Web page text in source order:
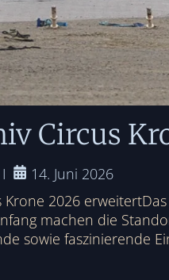
Circus
14. Juni 2026
Krone 2026
machen die
sowie faszinierende